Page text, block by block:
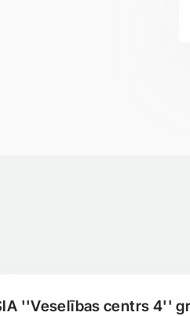
''Veselības centrs 4''